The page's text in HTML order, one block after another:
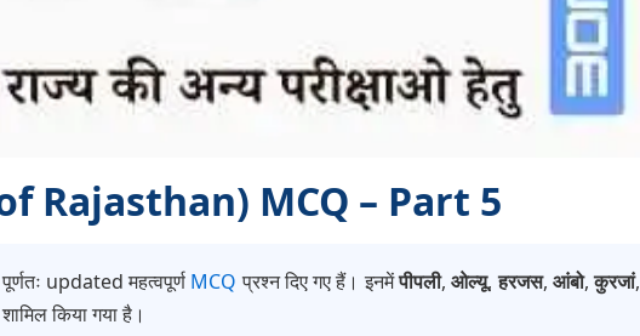
Rajasthan) MCQ – Part 5
updated महत्वपूर्ण MCQ प्रश्न दिए गए हैं। इनमेंपीपली,ओल्यू,हरजस, आंबो,कुरजां,
किया गया है।